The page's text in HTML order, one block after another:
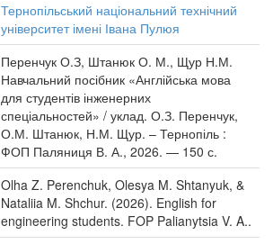
Тернопільський національний технічний
університет імені Івана Пулюя
Перенчук О.З, Штанюк О. М., Щур Н.М.
Навчальний посібник «Англійська мова
для студентів інженерних
спеціальностей» / уклад. О.З. Перенчук,
О.М. Штанюк, Н.М. Щур. – Тернопіль :
ФОП Паляниця В. А., 2026. — 150 с.
Olha Z. Perenchuk, Olesya M. Shtanyuk, &
Nataliia M. Shchur. (2026). English for
engineering students. FOP Palianytsia V. A..